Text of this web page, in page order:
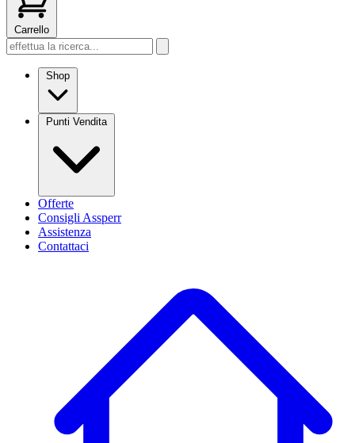
Carrello
Shop
Punti Vendita
Offerte
Consigli Assperr
Assistenza
Contattaci